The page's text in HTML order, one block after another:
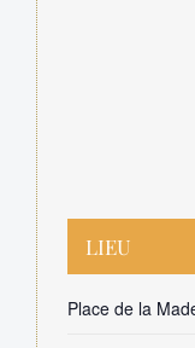
LIEU
Place de la